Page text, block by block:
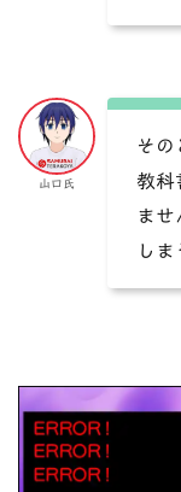
山口氏
その
教科
ませ
し